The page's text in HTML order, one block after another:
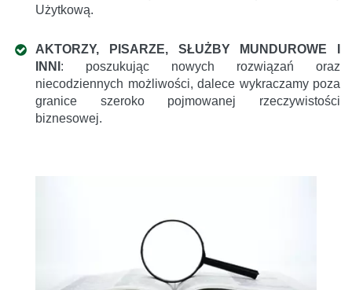
Użytkową.
AKTORZY, PISARZE, SŁUŻBY MUNDUROWE I
INNI : poszukując nowych rozwiązań oraz
niecodziennych możliwości, dalece wykraczamy poza
granice szeroko pojmowanej rzeczywistości
biznesowej.